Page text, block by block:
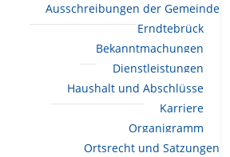
Ausschreibungen der Gemeinde
Erndtebrück
Bekanntmachungen
Dienstleistungen
Haushalt und Abschlüsse
Karriere
Organigramm
Ortsrecht und Satzungen